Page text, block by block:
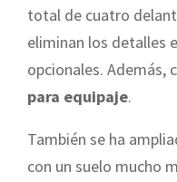
total de cuatro
eliminan los detalles
opcionales. Además,
para equipaje.
También se ha
con un suelo mucho